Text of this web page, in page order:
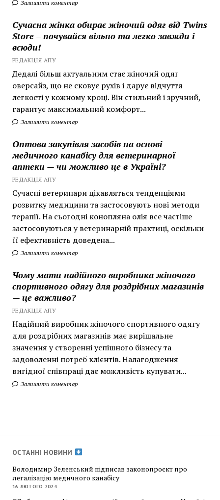
Залишити коментар
Сучасна жінка обирає жіночий одяг від Twins
Store – почувайся вільно та легко завжди і
всюди!
РЕДАКЦІЯ АПУ
Дедалі більш актуальним стає жіночий одяг
оверсайз, що не сковує рухів і дарує відчуття
легкості у кожному кроці. Він стильний і зручний,
гарантує максимальний комфорт...
Залишити коментар
Оптова закупівля засобів на основі
медичного канабісу для ветеринарної
аптеки — чи можливо це в Україні?
РЕДАКЦІЯ АПУ
Сучасні ветеринари цікавляться тенденціями
розвитку медицини та застосовують нові методи
терапії. На сьогодні конопляна олія все частіше
застосовуються у ветеринарній практиці, оскільки
її ефективність доведена...
Залишити коментар
Чому мати надійного виробника жіночого
спортивного одягу для роздрібних магазинів
— це важливо?
РЕДАКЦІЯ АПУ
Надійний виробник жіночого спортивного одягу
для роздрібних магазинів має вирішальне
значення у створенні успішного бізнесу та
задоволенні потреб клієнтів. Налагодження
вигідної співпраці дає можливість купувати...
Залишити коментар
ОСТАННІ НОВИНИ
Володимир Зеленський підписав законопроєкт про
легалізацію медичного канабісу
16 ЛЮТОГО 2024